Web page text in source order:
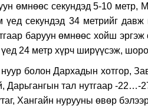
өмнөөс секундэд 5-10 метр,
үед секундэд 34 метрийг
баруун өмнөөс хойш
үед 24 метр хүрч ширүүсэж,
болон Дархадын хотгор,
тал нутгаар -22…-
Хангайн нурууны өвөр